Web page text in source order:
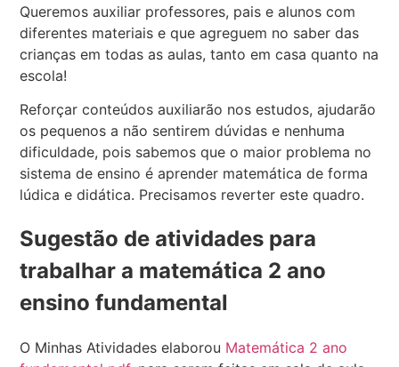
Queremos auxiliar professores, pais e alunos com
diferentes materiais e que agreguem no saber das
crianças em todas as aulas, tanto em casa quanto na
escola!
Reforçar conteúdos auxiliarão nos estudos, ajudarão
os pequenos a não sentirem dúvidas e nenhuma
dificuldade, pois sabemos que o maior problema no
sistema de ensino é aprender matemática de forma
lúdica e didática. Precisamos reverter este quadro.
Sugestão de atividades para
trabalhar a matemática 2 ano
ensino fundamental
O Minhas Atividades elaborou Matemática 2 ano